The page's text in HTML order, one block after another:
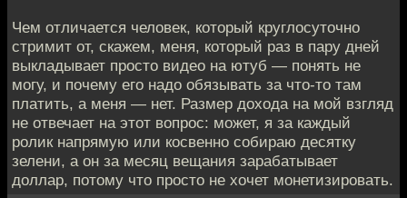
Чем отличается человек, который круглосуточно
стримит от, скажем, меня, который раз в пару дней
выкладывает просто видео на ютуб — понять не
могу, и почему его надо обязывать за что-то там
платить, а меня — нет. Размер дохода на мой взгляд
не отвечает на этот вопрос: может, я за каждый
ролик напрямую или косвенно собираю десятку
зелени, а он за месяц вещания зарабатывает
доллар, потому что просто не хочет монетизировать.